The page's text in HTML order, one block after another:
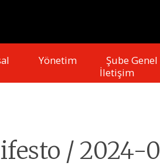
Yönetim Şube
İletişim
/ 2024-